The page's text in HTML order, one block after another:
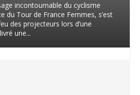
incontournable du cyclisme
du Tour de France Femmes, s’est
des projecteurs lors d’une
une...